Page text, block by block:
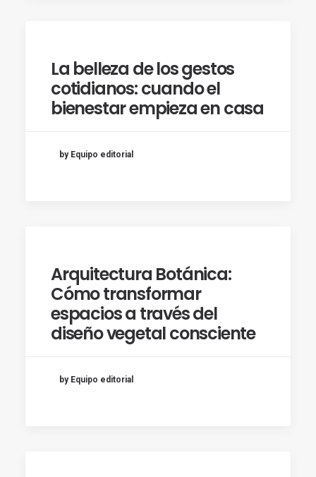
La belleza de los gestos
cotidianos: cuando el
bienestar empieza en casa
by Equipo editorial
Arquitectura Botánica:
Cómo transformar
espacios a través del
diseño vegetal consciente
by Equipo editorial